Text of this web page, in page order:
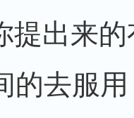
提出来
的去服